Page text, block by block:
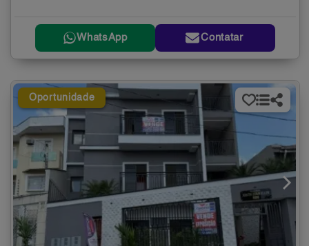
WhatsApp Contatar
Oportunidade